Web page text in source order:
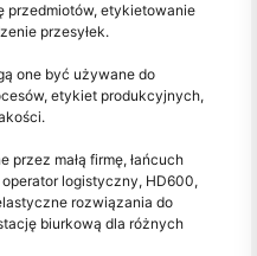
przedmiotów, etykietowanie
przesyłek.
one być używane do
etykiet produkcyjnych,
małą firmę, łańcuch
logistyczny, HD600,
rozwiązania do
biurkową dla różnych